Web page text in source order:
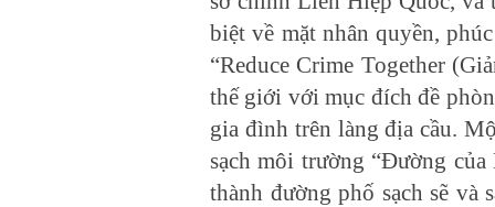
biệt về mặt nhân quyền,
“Reduce Crime Together
thế giới với mục đích đề
gia đình trên làng địa cầu.
sạch môi trường “Đường
thành đường phố sạch sẽ và